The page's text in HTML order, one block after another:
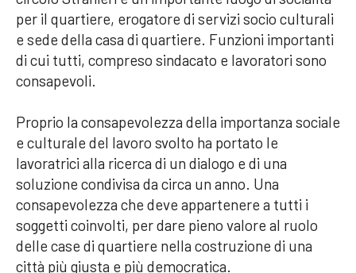
per il quartiere, erogatore di servizi socio culturali
e sede della casa di quartiere. Funzioni importanti
di cui tutti, compreso sindacato e lavoratori sono
consapevoli.
Proprio la consapevolezza della importanza sociale
e culturale del lavoro svolto ha portato le
lavoratrici alla ricerca di un dialogo e di una
soluzione condivisa da circa un anno. Una
consapevolezza che deve appartenere a tutti i
soggetti coinvolti, per dare pieno valore al ruolo
delle case di quartiere nella costruzione di una
città più giusta e più democratica.